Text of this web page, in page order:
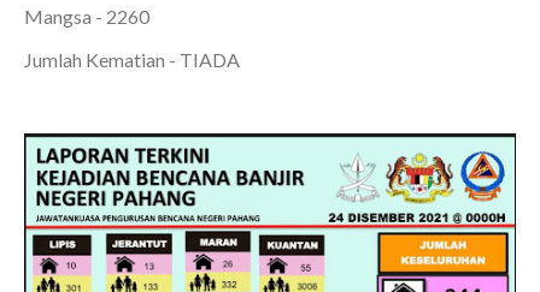
Mangsa - 2260
Jumlah Kematian - TIADA